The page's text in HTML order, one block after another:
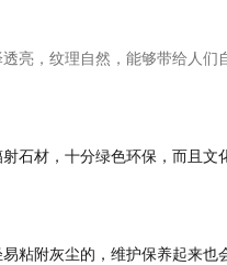
亮，纹理自然，能够带给人
石材，十分绿色环保，而且
粘附灰尘的，维护保养起来也